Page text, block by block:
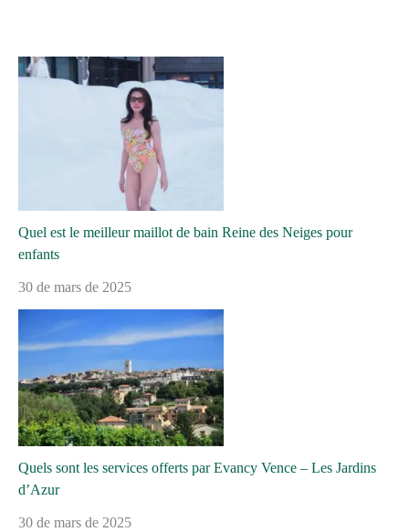
Quel est le meilleur maillot de bain Reine des Neiges pour
enfants
30 de mars de 2025
Quels sont les services offerts par Evancy Vence – Les Jardins
d’Azur
30 de mars de 2025